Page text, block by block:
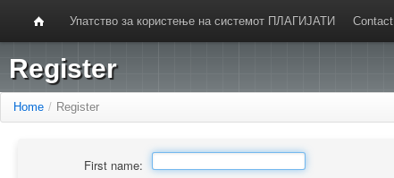
Упатство за користење на системот ПЛАГИЈАТИ Contact
Register
Home / Register
First name: